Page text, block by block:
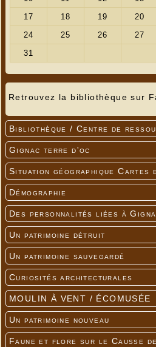
Retrouvez la bibliothèque
Bibliothèque / Centre de
Gignac terre d'oc
Situation géographique Cartes
Démographie
Des personnalités liées à
Un patrimoine détruit
Un patrimoine sauvegardé
Curiosités architecturales
MOULIN À VENT / ÉCOMUSÉE
Un patrimoine nouveau
Faune et flore sur le Causse